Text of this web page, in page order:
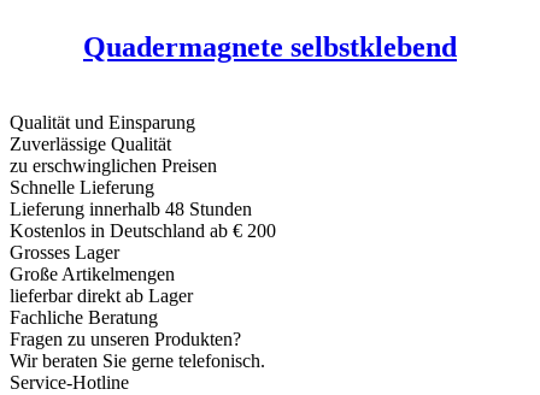
Quadermagnete selbstklebend
Qualität und Einsparung
Zuverlässige Qualität
zu erschwinglichen Preisen
Schnelle Lieferung
Lieferung innerhalb 48 Stunden
Kostenlos in Deutschland ab € 200
Grosses Lager
Große Artikelmengen
lieferbar direkt ab Lager
Fachliche Beratung
Fragen zu unseren Produkten?
Wir beraten Sie gerne telefonisch.
Service-Hotline